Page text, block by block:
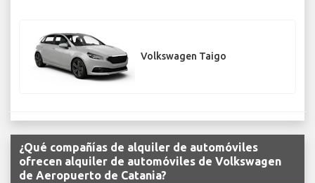
Volkswagen Taigo
¿Qué compañías de alquiler de automóviles
ofrecen alquiler de automóviles de Volkswagen
de Aeropuerto de Catania?